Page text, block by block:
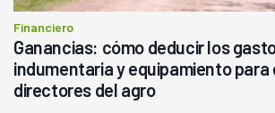
Financiero
Ganancias: cómo deducir los
indumentaria y equipamiento para
directores del agro